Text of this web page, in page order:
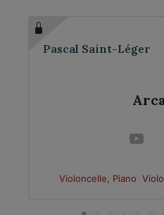
Pascal Saint-Léger
Violoncelle, Piano